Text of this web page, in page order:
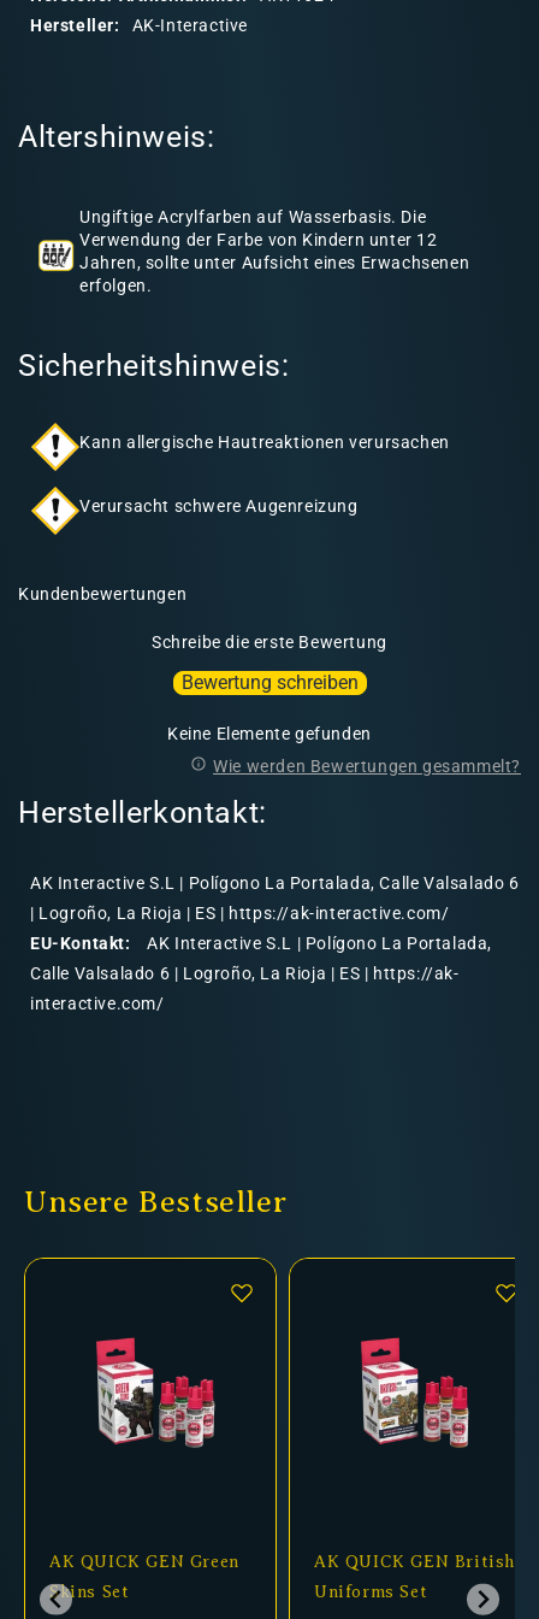
n
Hersteller:
AK-Interactive
Altershinweis:
Ungiftige Acrylfarben auf Wasserbasis. Die
Verwendung der Farbe von Kindern unter 12
Jahren, sollte unter Aufsicht eines Erwachsenen
erfolgen.
Sicherheitshinweis:
Kann allergische Hautreaktionen verursachen
Verursacht schwere Augenreizung
Kundenbewertungen
Schreibe die erste Bewertung
Bewertung schreiben
Keine Elemente gefunden
Wie werden Bewertungen gesammelt?
Herstellerkontakt:
AK Interactive S.L | Polígono La Portalada, Calle Valsalado 6
| Logroño, La Rioja | ES | https://ak-interactive.com/
EU-Kontakt:
AK Interactive S.L | Polígono La Portalada,
Calle Valsalado 6 | Logroño, La Rioja | ES | https://ak-
interactive.com/
Unsere Bestseller
AK QUICK GEN Green
Skins Set
AK QUICK GEN British
Uniforms Set